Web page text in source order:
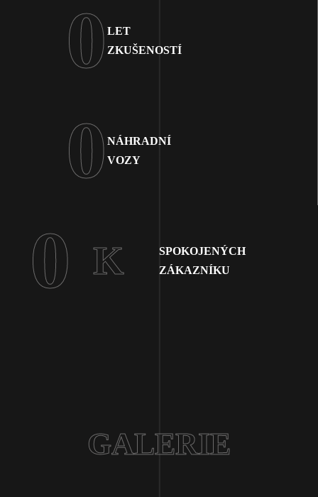
0 LET
ZKUŠENOSTÍ
0 NÁHRADNÍ
VOZY
0 K
SPOKOJENÝCH
ZÁKAZNÍKU
GALERIE